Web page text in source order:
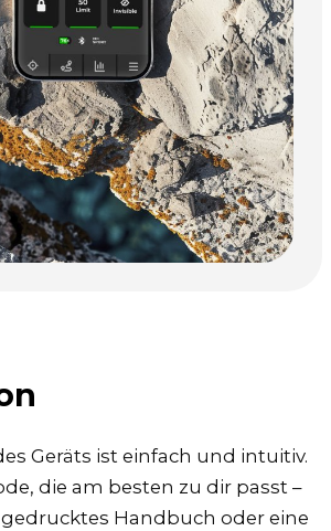
Geräts ist einfach und intuitiv.
die am besten zu dir passt –
Handbuch oder eine